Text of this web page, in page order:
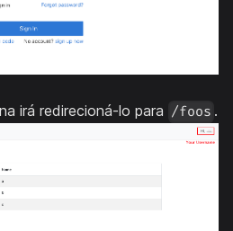
irá redirecioná-lo para /foos .